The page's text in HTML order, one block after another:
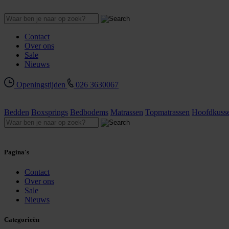
Contact
Over ons
Sale
Nieuws
Openingstijden 026 3630067
Bedden Boxsprings Bedbodems Matrassen Topmatrassen
Pagina's
Contact
Over ons
Sale
Nieuws
Categorieën